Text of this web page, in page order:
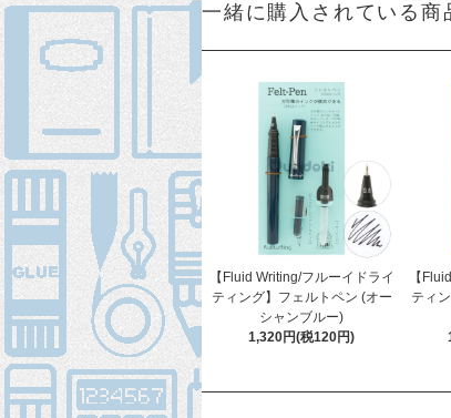
一緒に購入されている商
【Fluid Writing/フルーイドライ
ティング】フェルトペン (オー
シャンブルー)
1,320円(税120円)
【
ティ